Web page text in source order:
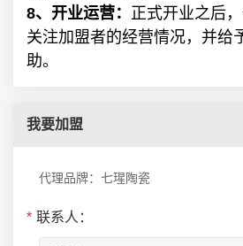
8、开业运营： 正式开业之后
关注加盟者的经营情况，并给
助。
我要加盟
代理品牌：七瑆陶瓷
* 联系人：